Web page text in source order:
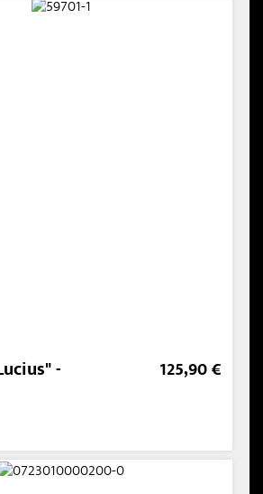
- 125,90 €